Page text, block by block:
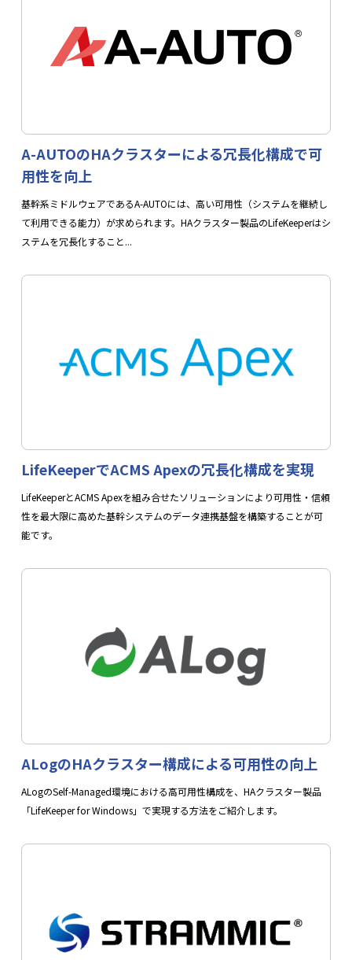
A-AUTOのHAクラスターによる冗長化構成で可
用性を向上
基幹系ミドルウェアであるA-AUTOには、高い可用性（システムを継続し
て利用できる能力）が求められます。HAクラスター製品のLifeKeeperはシ
ステムを冗長化すること...
LifeKeeperでACMS Apexの冗長化構成を実現
LifeKeeperとACMS Apexを組み合せたソリューションにより可用性・信頼
性を最大限に高めた基幹システムのデータ連携基盤を構築することが可
能です。
ALogのHAクラスター構成による可用性の向上
ALogのSelf-Managed環境における高可用性構成を、HAクラスター製品
「LifeKeeper for Windows」で実現する方法をご紹介します。